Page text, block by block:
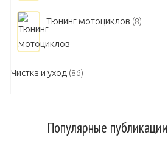
Тюнинг мотоциклов (8)
Чистка и уход (86)
Популярные публикации